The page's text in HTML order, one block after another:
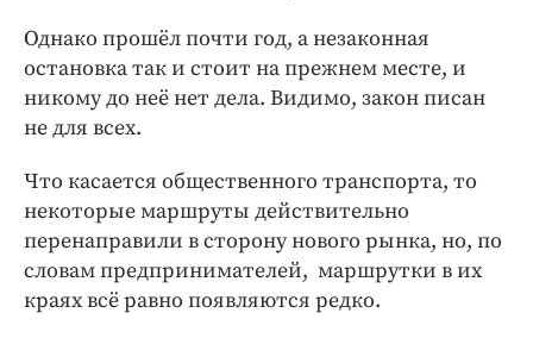
Однако прошёл почти год, а незаконная
остановка так и стоит на прежнем месте, и
никому до неё нет дела. Видимо, закон писан
не для всех.
Что касается общественного транспорта, то
некоторые маршруты действительно
перенаправили в сторону нового рынка, но, по
словам предпринимателей, маршрутки в их
краях всё равно появляются редко.